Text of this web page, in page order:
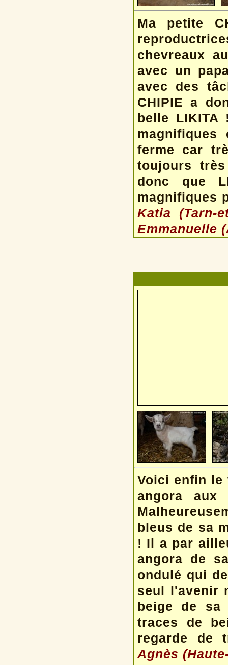
Ma petite
chevreaux
avec un
avec des
CHIPIE a
belle LIKITA
ferme car
toujours
donc que
magnifiques
Katia (Tarn-
Emmanuelle
Voici enfin le
angora
bleus de sa
! Il a par
angora de
ondulé qui
seul l'avenir
beige de sa
traces de
regarde de
Agnès